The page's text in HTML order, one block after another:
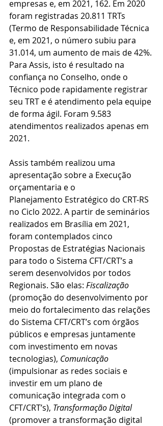
empresas e, em 2021, 162. Em 2020
foram registradas 20.811 TRTs
(Termo de Responsabilidade Técnica
e, em 2021, o número subiu para
31.014, um aumento de mais de 42%.
Para Assis, isto é resultado na
confiança no Conselho, onde o
Técnico pode rapidamente registrar
seu TRT e é atendimento pela equipe
de forma ágil. Foram 9.583
atendimentos realizados apenas em
2021.
Assis também realizou uma
apresentação sobre a Execução
orçamentaria e o
Planejamento Estratégico do CRT-RS
no Ciclo 2022. A partir de seminários
realizados em Brasília em 2021,
foram contemplados cinco
Propostas de Estratégias Nacionais
para todo o Sistema CFT/CRT’s a
serem desenvolvidos por todos
Regionais. São elas: Fiscalização
(promoção do desenvolvimento por
meio do fortalecimento das relações
do Sistema CFT/CRT’s com órgãos
públicos e empresas juntamente
com investimento em novas
tecnologias), Comunicação
(impulsionar as redes sociais e
investir em um plano de
comunicação integrada com o
CFT/CRT’s), Transformação Digital
(promover a transformação digital